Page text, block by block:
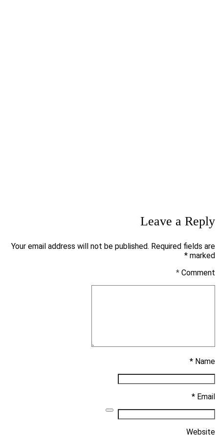
Leave a Reply
Your email address will not be published. Required fields are
marked *
Comment
*
Name *
Email *
Website